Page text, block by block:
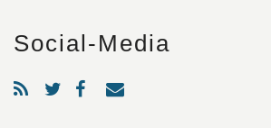
Social-Media